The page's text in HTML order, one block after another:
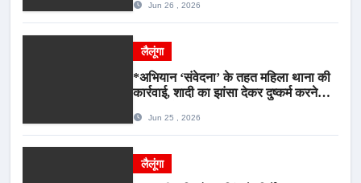
स्वरJun 26 , 2026
लैलूंगा
*अभियान ‘संवेदना’ के तहत महिला थाना की
कार्रवाई, शादी का झांसा देकर दुष्कर्म करने
Jun 25 , 2026
लैलूंगा